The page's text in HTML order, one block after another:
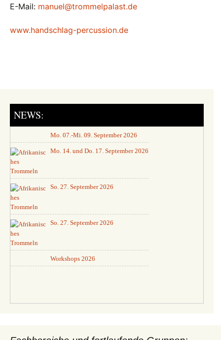
E-Mail: manuel@trommelpalast.de
www.handschlag-percussion.de
NEWS:
Mo. 07.-Mi. 09. September 2026
Mo. 14. und Do. 17. September 2026
So. 27. September 2026
So. 27. September 2026
Workshops 2026